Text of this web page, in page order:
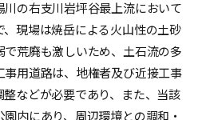
の右支川岩坪谷最上流において
現場は焼岳による火山性の土砂
荒廃も激しいため、土石流の多
用道路は、地権者及び近接工事
などが必要であり、また、当該
内にあり、周辺環境との調和・